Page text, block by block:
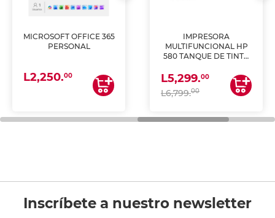
MICROSOFT OFFICE 365
PERSONAL
L2,250.00
IMPRESORA
MULTIFUNCIONAL HP
580 TANQUE DE TINTA
ESCANEA)
L5,299.00
L6,799.00
Inscríbete a nuestro newsletter